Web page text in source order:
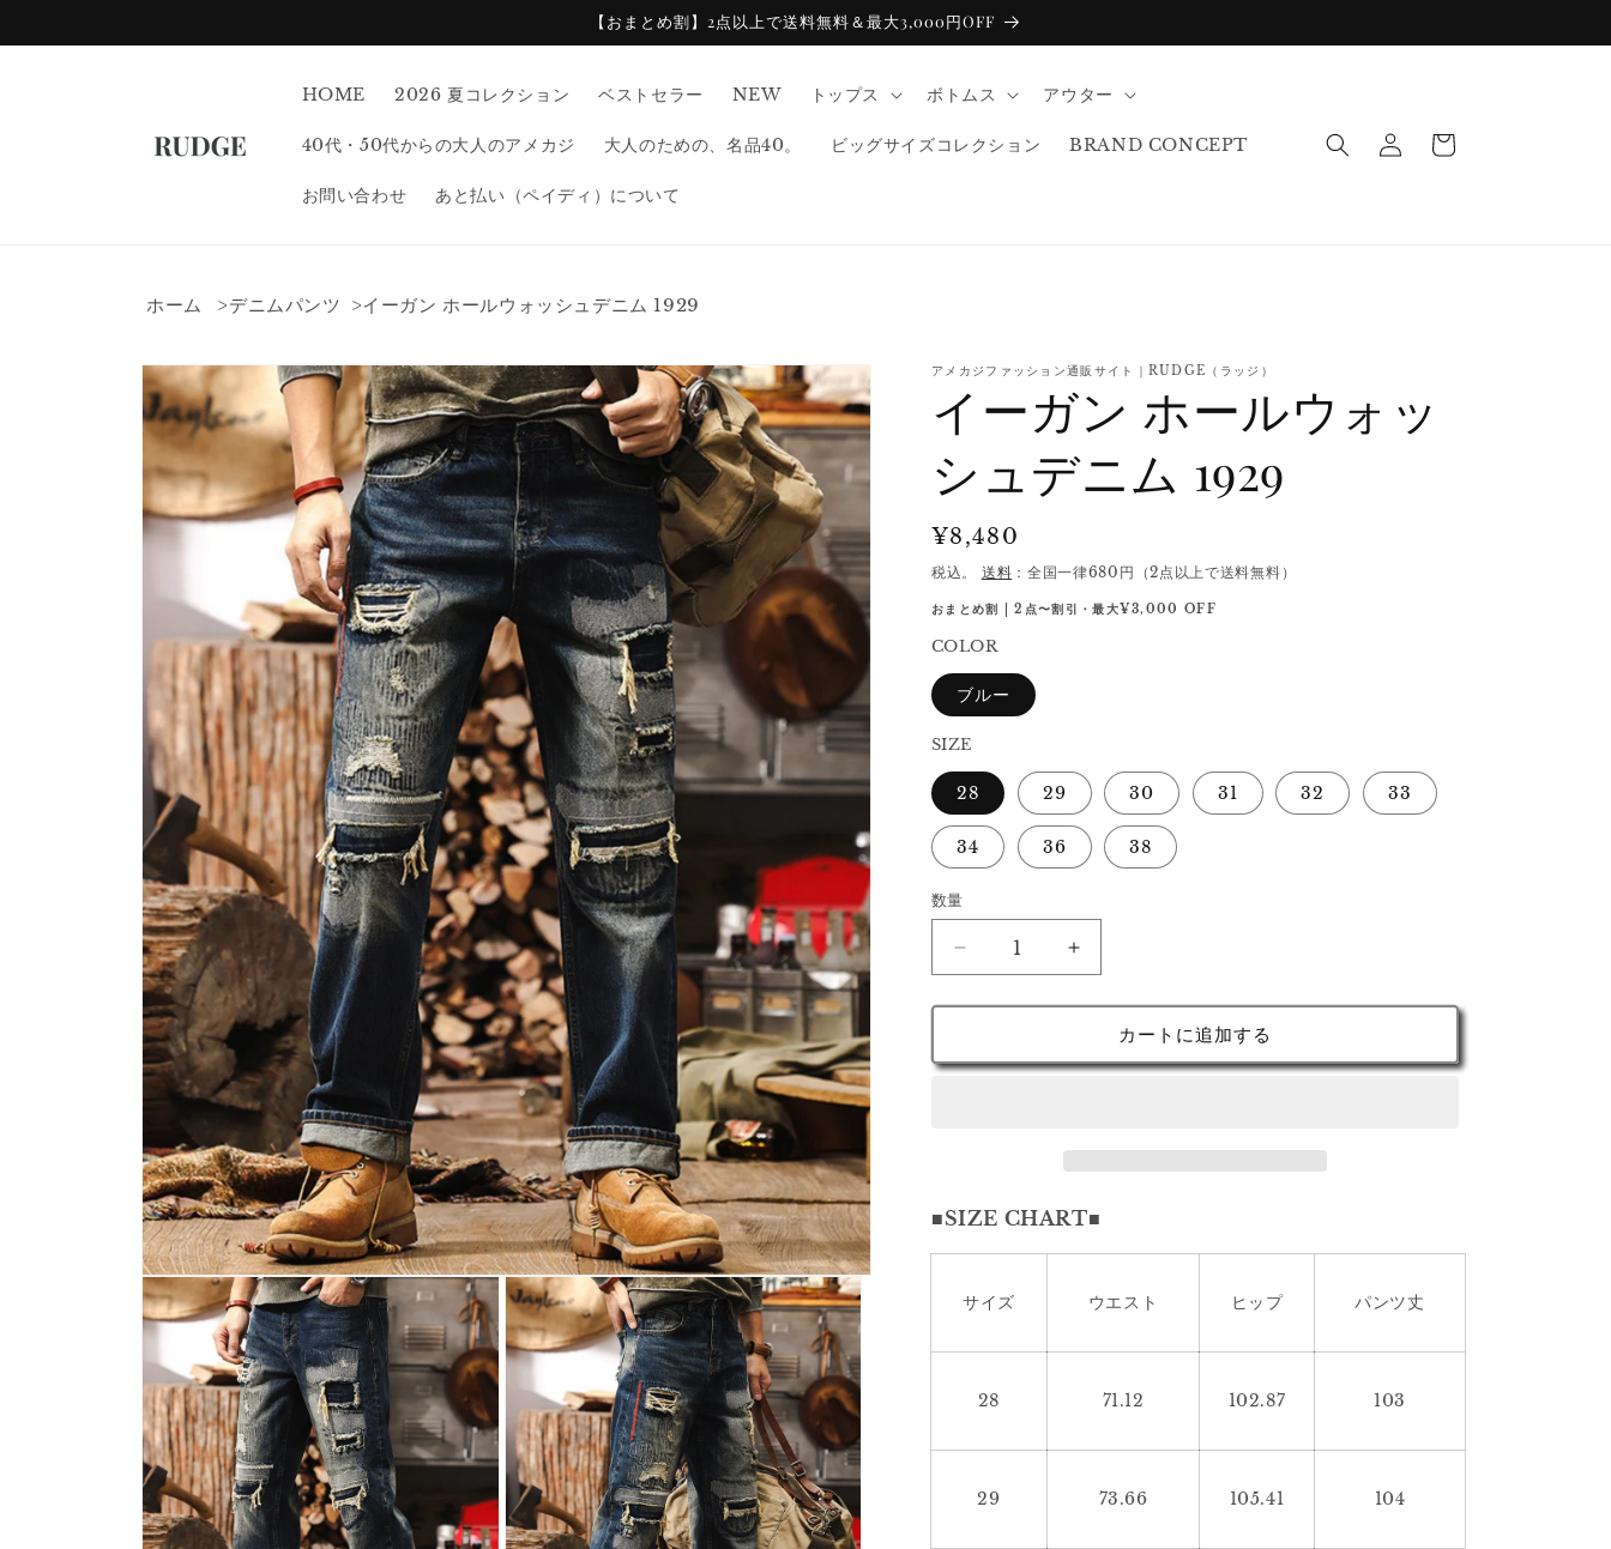
【おまとめ割】2点以上で送料無料＆最大3,000円OFF
HOME 2026 夏コレクション ベストセラー NEW トップス ボトムス アウター
40代・50代からの大人のアメカジ 大人のための、名品40。 ビッグサイズコレクション BRAND CONCEPT
お問い合わせ あと払い（ペイディ）について
グ
イ
ー
ホーム デニムパンツ イーガン ホールウォッシュデニム 1929
商品情報
にスキッ
プ
アメカジファッション通販サイト｜RUDGE（ラッジ）
イーガン ホールウォッ
シュデニム 1929
通
常
価
格
¥8,480
税込。 送料 ：全国一律680円（2点以上で送料無料）
おまとめ割 | 2点〜割引・最大¥3,000 OFF
COLOR
ブルー
SIZE
28 29 30 31 32 33
34 36 38
数量
ホ
ッ
シ
デ
1929
数
を
イ
ホ
ッ
シ
デ
1929
数
カートに追加する
■SIZE CHART■
サイズ ウエスト ヒップ パンツ丈
28 71.12 102.87 103
29 73.66 105.41 104